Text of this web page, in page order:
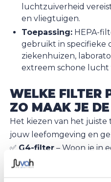
luchtzuiverheid
en vliegtuigen.
Toepassing: HEPA-
gebruikt in specifieke
ziekenhuizen,
extreem schone lucht
WELKE FILTER
ZO MAAK JE
Het kiezen van het
jouw leefomgeving en
✅ G4-filter – Woon je in
met weinig vervuiling en